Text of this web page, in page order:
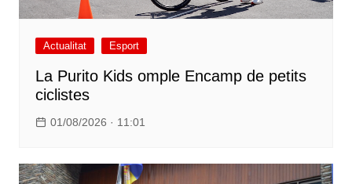
Actualitat Esport
La Purito Kids omple Encamp de petits
ciclistes
01/08/2026 · 11:01